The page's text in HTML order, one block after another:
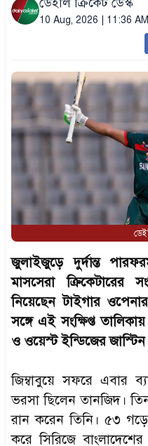
10 Aug, 2026 | 11:36 AM
জুলাইজুড়ে দুর্দান্ত
মাসসেরা ক্রিকেটারের
নিয়েছেন টাইগার
সঙ্গে এই সংক্ষিপ্ত
ও ওয়েস্ট ইন্ডিজের জাস্টিন
জিম্বাবুয়ে সফরে এবার
ভরসা ছিলেন তানজিদ।
রান করেন তিনি। ৫৩
করে সিরিজে